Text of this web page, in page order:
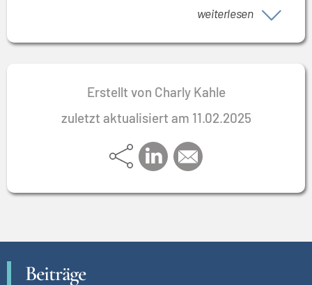
und versteht es, die Vertreter aus den verschiedenen
Abteilungen zusammenzubringen. Er orientiert sich
gewinnbringend ein
weiterlesen
Erstellt von Charly Kahle
zuletzt aktualisiert am 11.02.2025
Beiträge